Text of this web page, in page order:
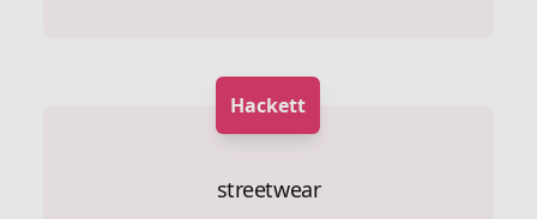
Hackett
streetwear